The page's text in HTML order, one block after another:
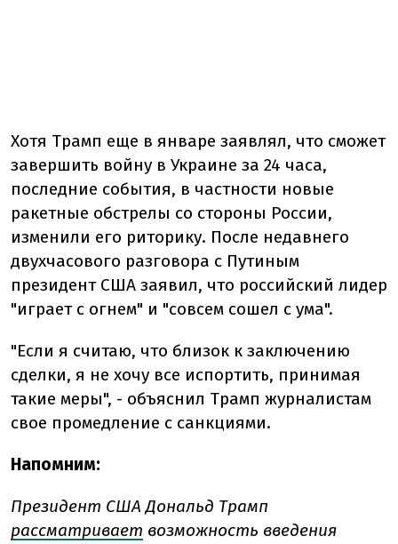
Хотя Трамп еще в январе заявлял, что сможет
завершить войну в Украине за 24 часа,
последние события, в частности новые
ракетные обстрелы со стороны России,
изменили его риторику. После недавнего
двухчасового разговора с Путиным
президент США заявил, что российский лидер
"играет с огнем" и "совсем сошел с ума".
"Если я считаю, что близок к заключению
сделки, я не хочу все испортить, принимая
такие меры", - объяснил Трамп журналистам
свое промедление с санкциями.
Напомним:
Президент США Дональд Трамп
рассматривает возможность введения